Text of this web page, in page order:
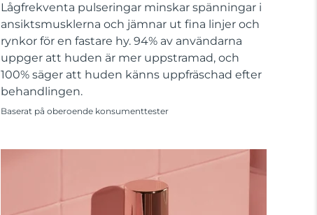
Lågfrekventa pulseringar minskar spänningar i
ansiktsmusklerna och jämnar ut fina linjer och
rynkor för en fastare hy. 94% av användarna
uppger att huden är mer uppstramad, och
100% säger att huden känns uppfräschad efter
behandlingen.
Baserat på oberoende konsumenttester